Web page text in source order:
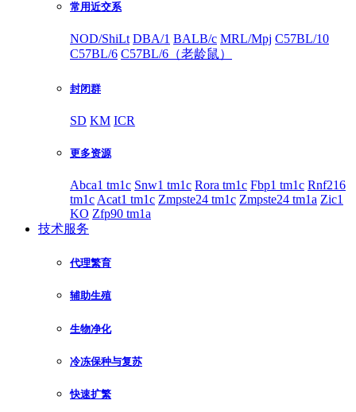
常用近交系
NOD/ShiLt DBA/1 BALB/c MRL/Mpj C57BL/10
C57BL/6 C57BL/6（老龄鼠）
封闭群
SD KM ICR
更多资源
Abca1 tm1c Snw1 tm1c Rora tm1c Fbp1 tm1c Rnf216
tm1c Acat1 tm1c Zmpste24 tm1c Zmpste24 tm1a Zic1
KO Zfp90 tm1a
技术服务
代理繁育
辅助生殖
生物净化
冷冻保种与复苏
快速扩繁